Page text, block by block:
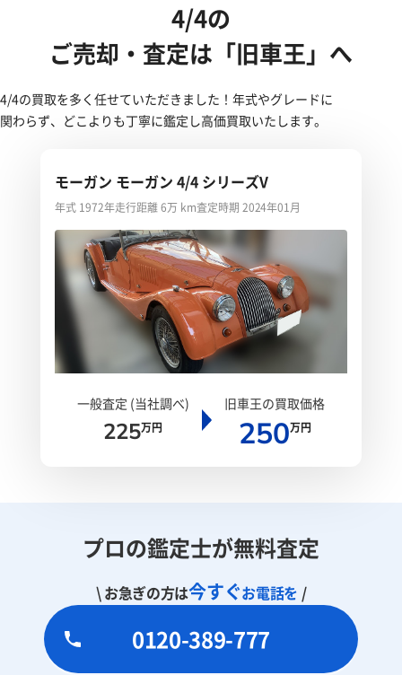
4/4の
ご売却・査定は「旧車王」へ
4/4の買取を多く任せていただきました！年式やグレードに
関わらず、どこよりも丁寧に鑑定し高価買取いたします。
モーガン モーガン 4/4 シリーズV
年式 1972年走行距離 6万 km査定時期 2024年01月
一般査定 (当社調べ)
225万円
旧車王の買取価格
250万円
プロの鑑定士が無料査定
\ お急ぎの方は今すぐお電話を /
0120-389-777